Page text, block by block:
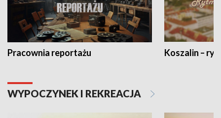
Pracownia reportażu Koszalin –
WYPOCZYNEK I REKREACJA